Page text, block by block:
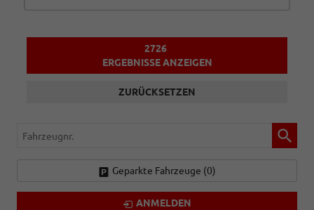
2726
ERGEBNISSE ANZEIGEN
ZURÜCKSETZEN
Fahrzeugnr.
Geparkte Fahrzeuge (0)
ANMELDEN